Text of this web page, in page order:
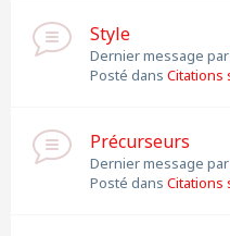
Style
Dernier message par
Posté dans Citations
Précurseurs
Dernier message par
Posté dans Citations